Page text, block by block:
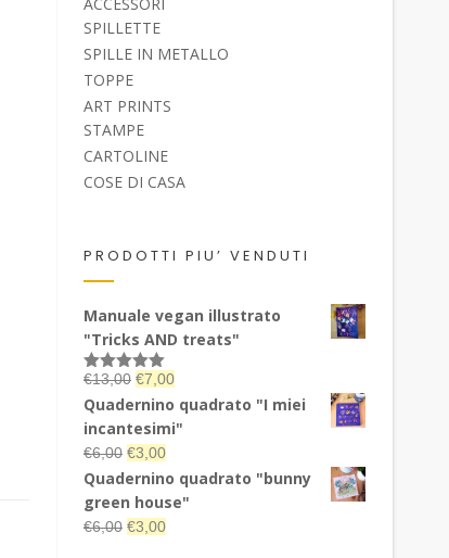
SPILLETTE
SPILLE IN METALLO
TOPPE
ART PRINTS
STAMPE
CARTOLINE
COSE DI CASA
PRODOTTI PIU’ VENDUTI
Manuale vegan illustrato
"Tricks AND treats"
Valutato
5.00
su 5
€13,00 Il
prezzo
originale
era:
€13,00.
€7,00Il
prezzo
attuale
€7,00.
Quadernino quadrato "I miei
incantesimi"
€6,00 Il
prezzo
originale
era:
€3,00Il
prezzo
attuale
è:
Quadernino quadrato "bunny
green house"
€6,00 Il
€3,00Il